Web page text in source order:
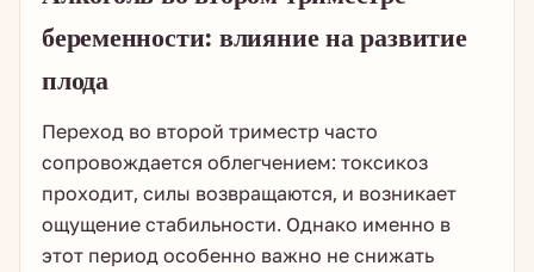
беременности: влияние на развитие
плода
Переход во второй триместр часто
сопровождается облегчением: токсикоз
проходит, силы возвращаются, и возникает
ощущение стабильности. Однако именно в
этот период особенно важно не снижать